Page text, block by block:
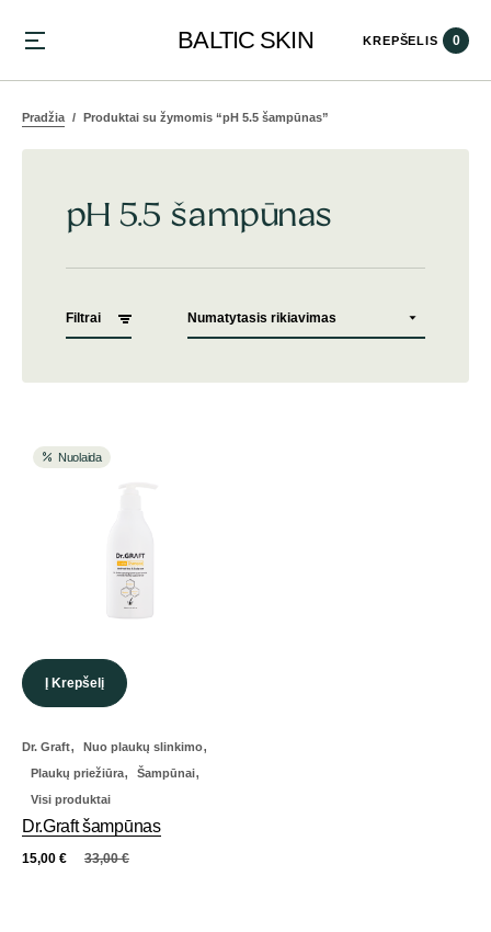
BALTIC SKIN KREPŠELIS 0
Pradžia Produktai su žymomis “pH 5.5 šampūnas”
pH 5.5 šampūnas
Filtrai
Nuolaida
Į Krepšelį
Dr. Graft, Nuo plaukų slinkimo,
Plaukų priežiūra, Šampūnai,
Visi produktai
Dr.Graft šampūnas
33,00€
15,00 €